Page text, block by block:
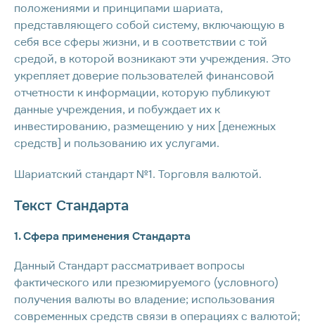
положениями и принципами шариата,
представляющего собой систему, включающую в
себя все сферы жизни, и в соответствии с той
средой, в которой возникают эти учреждения. Это
укрепляет доверие пользователей финансовой
отчетности к информации, которую публикуют
данные учреждения, и побуждает их к
инвестированию, размещению у них [денежных
средств] и пользованию их услугами.
Шариатский стандарт №1. Торговля валютой.
Текст Стандарта
1. Сфера применения Стандарта
Данный Стандарт рассматривает вопросы
фактического или презюмируемого (условного)
получения валюты во владение; использования
современных средств связи в операциях с валютой;